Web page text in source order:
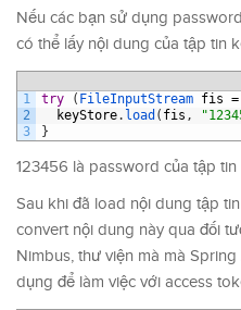
Nếu các bạn sử dụng
có thể lấy nội dung của tập tin
1
2
3
try ( FileInputStream fis =
keyStore. load ( fis ,
}
123456 là password của tập tin
Sau khi đã load nội dung tập
convert nội dung này qua đối
Nimbus, thư viện mà mà
dụng để làm việc với access